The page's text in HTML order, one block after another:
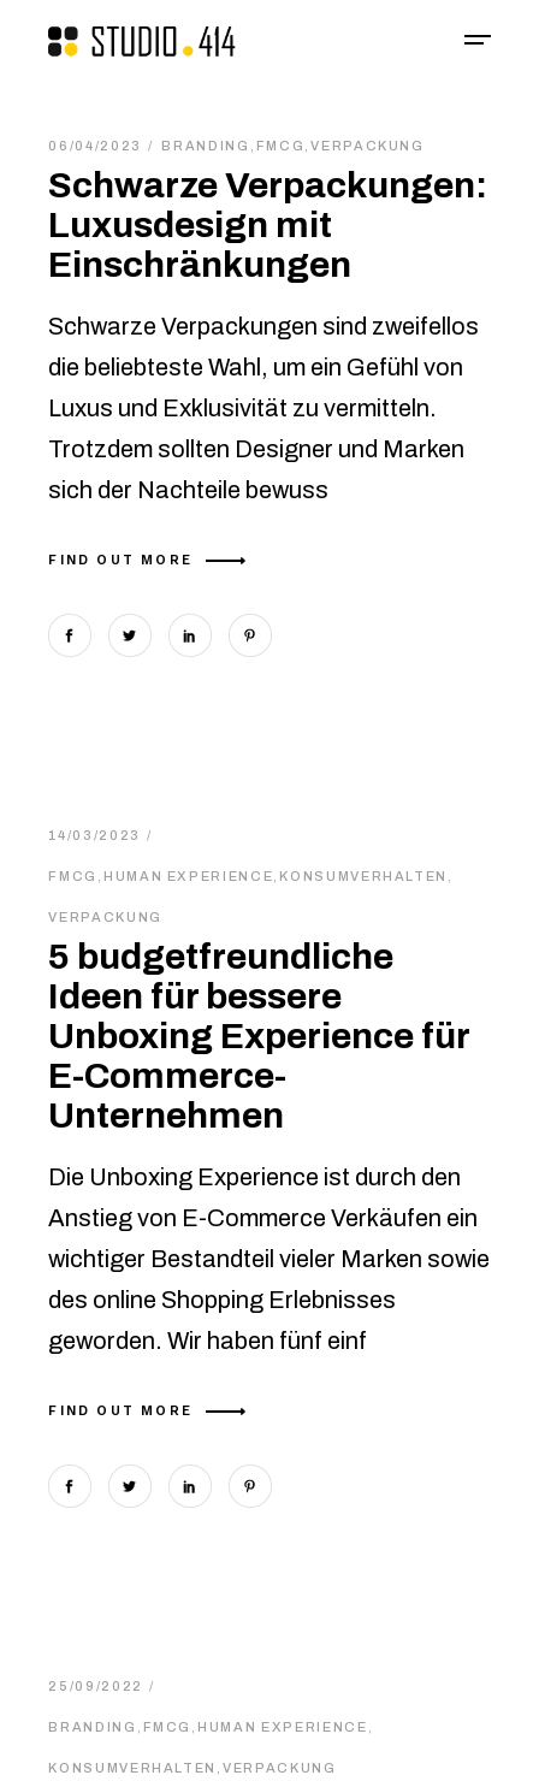
06/04/2023 BRANDING FMCG ,VERPACKUNG
Schwarze Verpackungen:
Luxusdesign mit
Einschränkungen
Schwarze Verpackungen sind zweifellos
die beliebteste Wahl, um ein Gefühl von
Luxus und Exklusivität zu vermitteln.
Trotzdem sollten Designer und Marken
sich der Nachteile bewuss
FIND OUT MORE
14/03/2023
FMCG HUMAN EXPERIENCE KONSUMVERHALTEN
VERPACKUNG
5 budgetfreundliche
Ideen für bessere
Unboxing Experience für
E-Commerce-
Unternehmen
Die Unboxing Experience ist durch den
Anstieg von E-Commerce Verkäufen ein
wichtiger Bestandteil vieler Marken sowie
des online Shopping Erlebnisses
geworden. Wir haben fünf einf
FIND OUT MORE
25/09/2022
BRANDING FMCG HUMAN EXPERIENCE
KONSUMVERHALTEN ,VERPACKUNG